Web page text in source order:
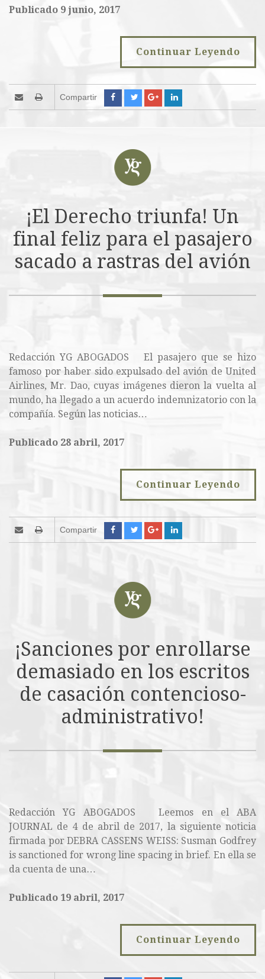
Publicado 9 junio, 2017
Continuar Leyendo
Compartir
¡El Derecho triunfa! Un
final feliz para el pasajero
sacado a rastras del avión
Redacción YG ABOGADOS El pasajero que se hizo
famoso por haber sido expulsado del avión de United
Airlines, Mr. Dao, cuyas imágenes dieron la vuelta al
mundo, ha llegado a un acuerdo indemnizatorio con la
compañía. Según las noticias…
Publicado 28 abril, 2017
Continuar Leyendo
Compartir
¡Sanciones por enrollarse
demasiado en los escritos
de casación contencioso-
administrativo!
Redacción YG ABOGADOS Leemos en el ABA
JOURNAL de 4 de abril de 2017, la siguiente noticia
firmada por DEBRA CASSENS WEISS: Susman Godfrey
is sanctioned for wrong line spacing in brief. En ella se
da cuenta de una…
Publicado 19 abril, 2017
Continuar Leyendo